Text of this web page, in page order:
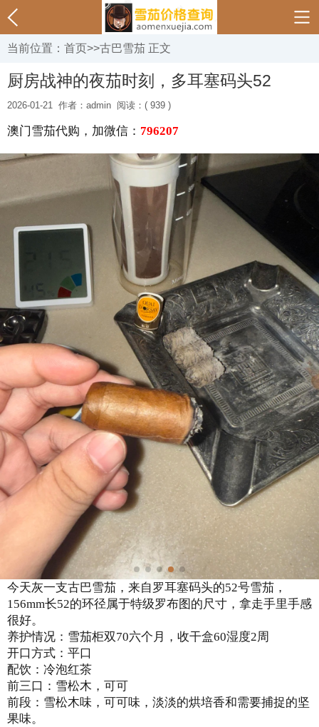
当前位置： 首页>>古巴雪茄 正文
厨房战神的夜茄时刻，多耳塞码头52
2026-01-21 作者：admin 阅读：( 939 )
澳门雪茄代购，加微信： 796207
今天灰一支古巴雪茄，来自罗耳塞码头的52号雪茄，
156mm长52的环径属于特级罗布图的尺寸，拿走手里手感
很好。
养护情况：雪茄柜双70六个月，收干盒60湿度2周
开口方式：平口
配饮：冷泡红茶
前三口：雪松木，可可
前段：雪松木味，可可味，淡淡的烘培香和需要捕捉的坚
果味。